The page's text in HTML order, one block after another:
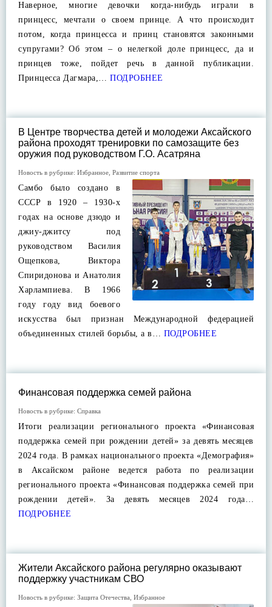
Наверное, многие девочки когда-нибудь играли в
принцесс, мечтали о своем принце. А что происходит
потом, когда принцесса и принц становятся законными
супругами? Об этом – о нелегкой доле принцесс, да и
принцев тоже, пойдет речь в данной публикации.
Принцесса Дагмара,… ПОДРОБНЕЕ
В Центре творчества детей и молодежи Аксайского
района проходят тренировки по самозащите без
оружия под руководством Г.О. Асатряна
Новость в рубрике: Избранное Развитие спорта
Самбо было создано в
СССР в 1920 – 1930-х
годах на основе дзюдо и
джиу-джитсу под
руководством Василия
Ощепкова, Виктора
Спиридонова и Анатолия
Харлампиева. В 1966
году году вид боевого
искусства был признан Международной федерацией
объединенных стилей борьбы, а в… ПОДРОБНЕЕ
Финансовая поддержка семей района
Новость в рубрике: Справка
Итоги реализации регионального проекта «Финансовая
поддержка семей при рождении детей» за девять месяцев
2024 года. В рамках национального проекта «Демография»
в Аксайском районе ведется работа по реализации
регионального проекта «Финансовая поддержка семей при
рождении детей». За девять месяцев 2024 года…
ПОДРОБНЕЕ
Жители Аксайского района регулярно оказывают
поддержку участникам СВО
Новость в рубрике: Защита Отечества Избранное